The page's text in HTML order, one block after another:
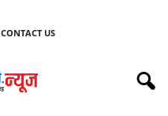
CONTACT US